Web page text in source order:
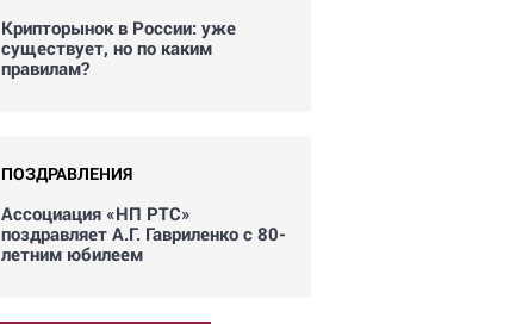
Крипторынок в России: уже
существует, но по каким
правилам?
ПОЗДРАВЛЕНИЯ
Ассоциация «НП РТС»
поздравляет А.Г. Гавриленко с 80-
летним юбилеем